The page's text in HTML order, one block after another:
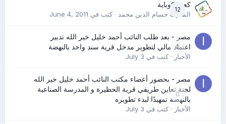
12
كعب كوباية
المدرب حسام الدين محمد· كتب في June 4, 2011
0
مصر - بعد طلب النائب أحمد خليل خير الله تدبير
اعتماد مالي لتطوير مدخل قرية سند واحد بالنهضة
الأخبار· كتب في July 3
0
مصر - بحضور أعضاء مكتب النائب أحمد خليل خير الله
لجنة تعاين طريقي قرية الحظيرة و المدرسة الصناعية
بالنهضة تمهيدًا لبدء تطويره
الأخبار· كتب في July 3